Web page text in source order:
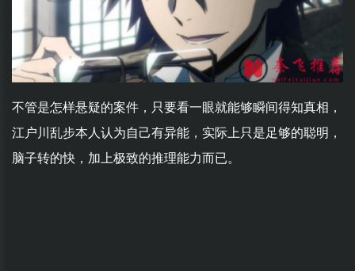
不管是怎样悬疑的案件，只要看一眼就能够瞬间得知真相，
江户川乱步本人认为自己有异能，实际上只是足够的聪明，
脑子转的快，加上极致的推理能力而已。